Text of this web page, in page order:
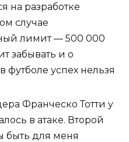
на разработке
случае
лимит — 500 000
забывать и о
футболе успех нельзя
Франческо Тотти у
в атаке. Второй
для меня